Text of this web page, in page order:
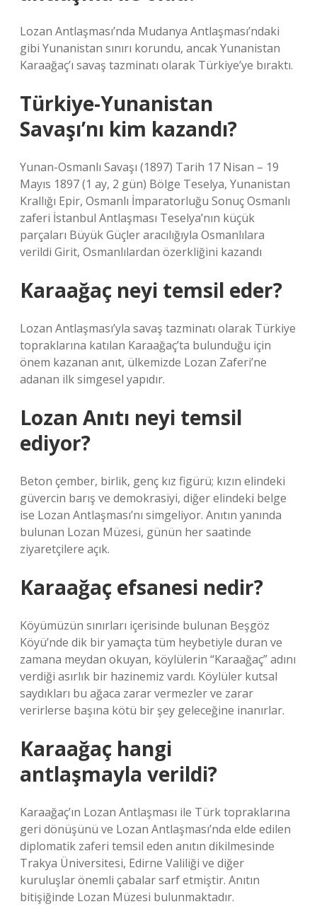
Lozan Antlaşması’nda Mudanya Antlaşması’ndaki
gibi Yunanistan sınırı korundu, ancak Yunanistan
Karaağaç’ı savaş tazminatı olarak Türkiye’ye bıraktı.
Türkiye-Yunanistan
Savaşı’nı kim kazandı?
Yunan-Osmanlı Savaşı (1897) Tarih 17 Nisan – 19
Mayıs 1897 (1 ay, 2 gün) Bölge Teselya, Yunanistan
Krallığı Epir, Osmanlı İmparatorluğu Sonuç Osmanlı
zaferi İstanbul Antlaşması Teselya’nın küçük
parçaları Büyük Güçler aracılığıyla Osmanlılara
verildi Girit, Osmanlılardan özerkliğini kazandı
Karaağaç neyi temsil eder?
Lozan Antlaşması’yla savaş tazminatı olarak Türkiye
topraklarına katılan Karaağaç’ta bulunduğu için
önem kazanan anıt, ülkemizde Lozan Zaferi’ne
adanan ilk simgesel yapıdır.
Lozan Anıtı neyi temsil
ediyor?
Beton çember, birlik, genç kız figürü; kızın elindeki
güvercin barış ve demokrasiyi, diğer elindeki belge
ise Lozan Antlaşması’nı simgeliyor. Anıtın yanında
bulunan Lozan Müzesi, günün her saatinde
ziyaretçilere açık.
Karaağaç efsanesi nedir?
Köyümüzün sınırları içerisinde bulunan Beşgöz
Köyü’nde dik bir yamaçta tüm heybetiyle duran ve
zamana meydan okuyan, köylülerin “Karaağaç” adını
verdiği asırlık bir hazinemiz vardı. Köylüler kutsal
saydıkları bu ağaca zarar vermezler ve zarar
verirlerse başına kötü bir şey geleceğine inanırlar.
Karaağaç hangi
antlaşmayla verildi?
Karaağaç’ın Lozan Antlaşması ile Türk topraklarına
geri dönüşünü ve Lozan Antlaşması’nda elde edilen
diplomatik zaferi temsil eden anıtın dikilmesinde
Trakya Üniversitesi, Edirne Valiliği ve diğer
kuruluşlar önemli çabalar sarf etmiştir. Anıtın
bitişiğinde Lozan Müzesi bulunmaktadır.